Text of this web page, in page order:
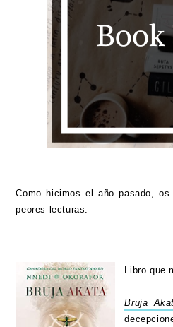
Como hicimos el año pasado,
peores lecturas.
Libro que
Bruja